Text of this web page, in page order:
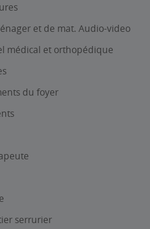
et de mat. Audio-video
médical et orthopédique
du foyer
serrurier